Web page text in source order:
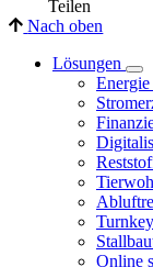
Teilen
Nach oben
Lösungen
Energie
Turnkey
Online